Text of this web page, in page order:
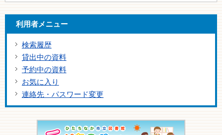
利用者メニュー
検索履歴
貸出中の資料
予約中の資料
お気に入り
連絡先・パスワード変更